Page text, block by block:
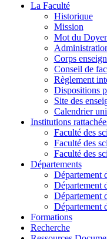
La Faculté
Historique
Mission
Mot du
Corps
Conseil de
Règlement
Dispositions
Site des
Calendrier
Institutions
Faculté des
Faculté des
Faculté des
Départements
Département
Département
Département
Département
Formations
Recherche